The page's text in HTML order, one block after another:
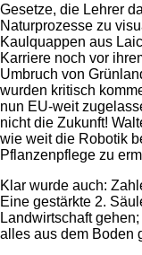
Gesetze, die Lehrer
Naturprozesse zu
Kaulquappen aus
Karriere noch vor
Umbruch von
wurden kritisch
nun EU-weit
nicht die Zukunft!
wie weit die Robotik
Pflanzenpflege zu
Klar wurde auch:
Eine gestärkte 2.
Landwirtschaft
alles aus dem Boden